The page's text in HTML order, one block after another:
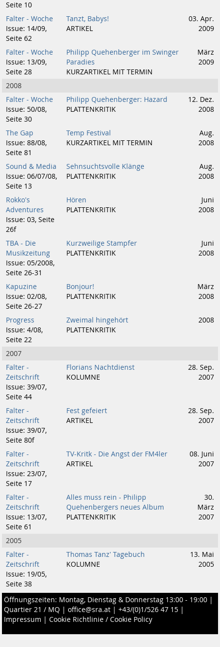
Seite 10
Falter - Woche
Issue: 14/09,
Seite 62
Tanzt, Babys!
ARTIKEL
03. Apr.
2009
Falter - Woche
Issue: 13/09,
Seite 28
Philipp Quehenberger im Swinger
Paradies
KURZARTIKEL MIT TERMIN
März
2009
2008
Falter - Woche
Issue: 50/08,
Seite 30
Philipp Quehenberger: Hazard
PLATTENKRITIK
12. Dez.
2008
The Gap
Issue: 88/08,
Seite 81
Temp Festival
KURZARTIKEL MIT TERMIN
Aug.
2008
Sound & Media
Issue: 06/07/08,
Seite 13
Sehnsuchtsvolle Klänge
PLATTENKRITIK
Aug.
2008
Rokko's
Adventures
Issue: 03, Seite
26f
Hören
PLATTENKRITIK
Juni
2008
TBA - Die
Musikzeitung
Issue: 05/2008,
Seite 26-31
Kurzweilige Stampfer
PLATTENKRITIK
Juni
2008
Kapuzine
Issue: 02/08,
Seite 26-27
Bonjour!
PLATTENKRITIK
März
2008
Progress
Issue: 4/08,
Seite 22
Zweimal hingehört
PLATTENKRITIK
2008
2007
Falter -
Zeitschrift
Issue: 39/07,
Seite 44
Florians Nachtdienst
KOLUMNE
28. Sep.
2007
Falter -
Zeitschrift
Issue: 39/07,
Seite 80f
Fest gefeiert
ARTIKEL
28. Sep.
2007
Falter -
Zeitschrift
Issue: 23/07,
Seite 17
TV-Kritk - Die Angst der FM4ler
ARTIKEL
08. Juni
2007
Falter -
Zeitschrift
Issue: 13/07,
Seite 61
Alles muss rein - Philipp
Quehenbergers neues Album
PLATTENKRITIK
30.
März
2007
2005
Falter -
Zeitschrift
Issue: 19/05,
Seite 38
Thomas Tanz' Tagebuch
KOLUMNE
13. Mai
2005
Öffnungszeiten: Montag, Dienstag & Donnerstag 13:00 - 19:00 |
Quartier 21 / MQ | office@sra.at | +43/(0)1/526 47 15 |
Impressum | Cookie Richtlinie / Cookie Policy